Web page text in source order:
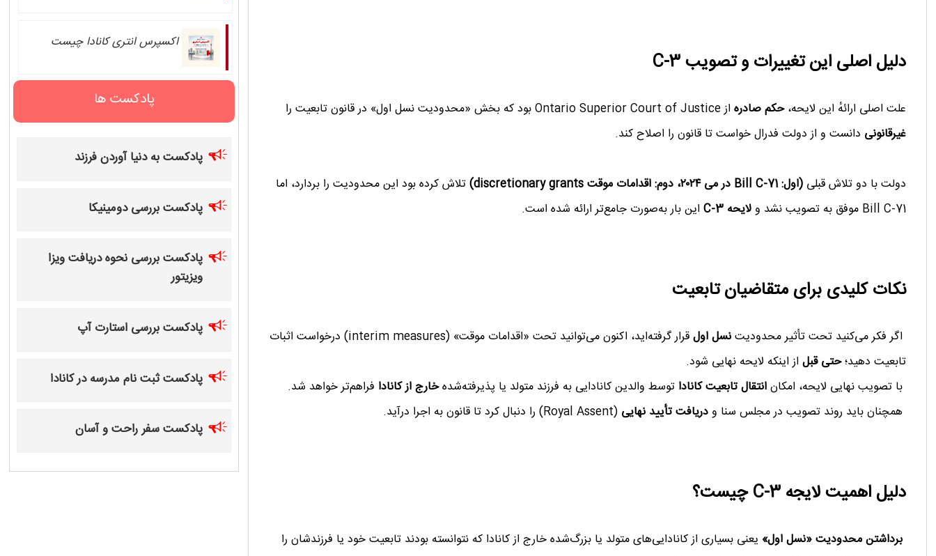
دلیل اصلی این تغییرات و تصویب C-3
علت اصلی ارائهٔ این لایحه،حکم صادره از Ontario Superior Court of Justice بود که بخش «محدودیت نسل اول» در قانون تابعیت را
غیرقانونی دانست و از دولت فدرال خواست تا قانون را اصلاح کند.
دولت با دو تلاش قبلی(اول: Bill C‑71 در می ۲۰۲۴، دوم: اقدامات موقت discretionary grants)
تلاش کرده بود این محدودیت را بردارد، اما
Bill C-71 موفق به تصویب نشد و
لایحه C-3 این بار ‌به‌صورت جامع‌تر ارائه شده است.
نکات کلیدی برای متقاضیان تابعیت
اگر فکر می‌کنید تحت تأثیر محدودیتنسل اول
قرار گرفته‌اید، اکنون می‌توانید تحت «اقدامات موقت» (interim measures) درخواست اثبات
تابعیت دهید؛حتی قبل از اینکه لایحه نهایی شود.
با تصویب نهایی لایحه، امکانانتقال تابعیت کانادا توسط والدین کانادایی به فرزند متولد یا پذیرفته‌شدهخارج از کانادا فراهم‌تر خواهد شد.
همچنان باید روند تصویب در مجلس سنا ودریافت تأیید نهایی (Royal Assent) را دنبال کرد تا قانون به اجرا درآید.
دلیل اهمیت لایجه C-3 چیست؟
برداشتن محدودیت «نسل اول» یعنی بسیاری از کانادایی‌های متولد یا بزرگ‌شده خارج از کانادا که نتوانسته بودند تابعیت خود یا فرزندشان را
اکسپرس انتری کانادا چیست
پادکست ها
پادکست به دنیا آوردن فرزند
پادکست بررسی دومینیکا
پادکست بررسی نحوه دریافت ویزا
ویزیتور
پادکست بررسی استارت آپ
پادکست ثبت نام مدرسه در کانادا
پادکست سفر راحت و آسان